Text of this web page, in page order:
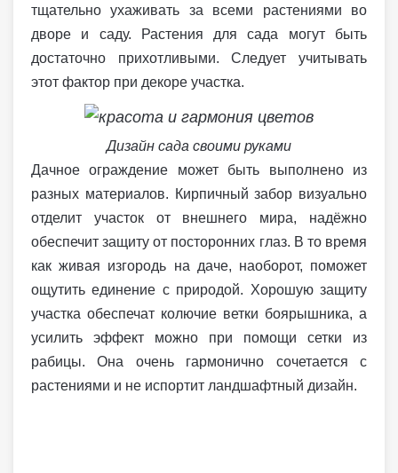
тщательно ухаживать за всеми растениями во
дворе и саду. Растения для сада могут быть
достаточно прихотливыми. Следует учитывать
этот фактор при декоре участка.
Дизайн сада своими руками
Дачное ограждение может быть выполнено из
разных материалов. Кирпичный забор визуально
отделит участок от внешнего мира, надёжно
обеспечит защиту от посторонних глаз. В то время
как живая изгородь на даче, наоборот, поможет
ощутить единение с природой. Хорошую защиту
участка обеспечат колючие ветки боярышника, а
усилить эффект можно при помощи сетки из
рабицы. Она очень гармонично сочетается с
растениями и не испортит ландшафтный дизайн.